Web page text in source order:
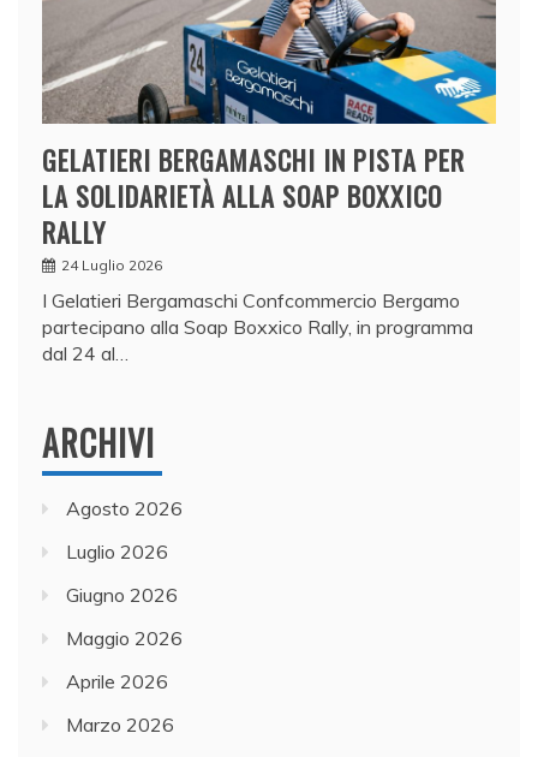
GELATIERI BERGAMASCHI IN PISTA PER
LA SOLIDARIETÀ ALLA SOAP BOXXICO
RALLY
24 Luglio 2026
I Gelatieri Bergamaschi Confcommercio Bergamo
partecipano alla Soap Boxxico Rally, in programma
dal 24 al…
ARCHIVI
Agosto 2026
Luglio 2026
Giugno 2026
Maggio 2026
Aprile 2026
Marzo 2026